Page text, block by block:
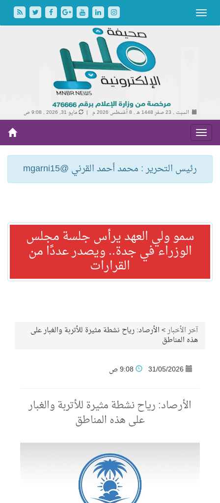
السبت , 23 صفر 1448 هـ , 8 أغسطس 2026 م | مايو 31, 2026 , 9:08 ص
رئيس التحرير : محمد أحمد القرني @mgarni15
سمو ولي العهد يرأس جلسة مجلس
الوزراء في جدة.. ويصدر عددًا من
القرارات
آخر الأخبار>الأرصاد: رياح نشطة مثيرة للأتربة والغبار على
هذه المناطق
31/05/2026
الأرصاد: رياح نشطة مثيرة للأتربة والغبار
على هذه المناطق